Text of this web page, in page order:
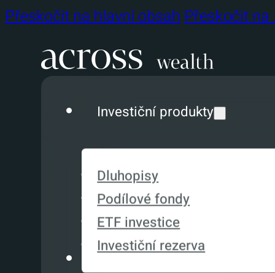
Přeskočit na hlavní obsahPřeskočit na
Investiční produkty
Dluhopisy
Podílové fondy
ETF investice
Investiční rezerva
Služby